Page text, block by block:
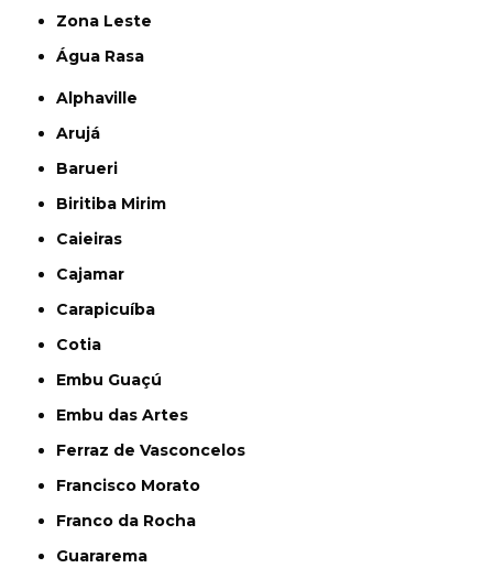
Zona Leste
Água Rasa
Alphaville
Arujá
Barueri
Biritiba Mirim
Caieiras
Cajamar
Carapicuíba
Cotia
Embu Guaçú
Embu das Artes
Ferraz de Vasconcelos
Francisco Morato
Franco da Rocha
Guararema